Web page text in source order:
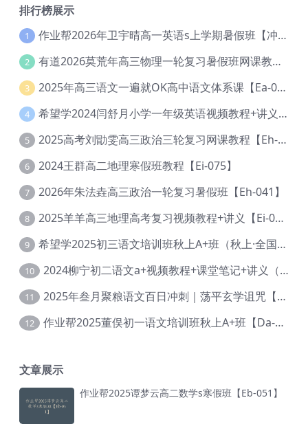
排行榜展示
1 作业帮2026年卫宇晴高一英语s上学期暑假班【冲顶班】【Ec-003】
2 有道2026莫荒年高三物理一轮复习暑假班网课教程【Ef-044】
3 2025年高三语文一遍就OK高中语文体系课【Ea-028】
4 希望学2024闫舒月小学一年级英语视频教程+讲义【Cc-004】
5 2025高考刘勖雯高三政治三轮复习网课教程【Eh-061】
6 2024王群高二地理寒假班教程【Ei-075】
7 2026年朱法垚高三政治一轮复习暑假班【Eh-041】
8 2025羊羊高三地理高考复习视频教程+讲义【Ei-051】
9 希望学2025初三语文培训班秋上A+班（秋上·全国版·A+）【Da-031】
10 2024柳宁初二语文a+视频教程+课堂笔记+讲义（暑假班+秋季班）【Da-003】
11 2025年叁月聚粮语文百日冲刺｜荡平玄学诅咒【Ea-001】
12 作业帮2025董俣初一语文培训班秋上A+班【Da-038】
文章展示
作业帮2025谭梦云高二数学s寒假班【Eb-051】